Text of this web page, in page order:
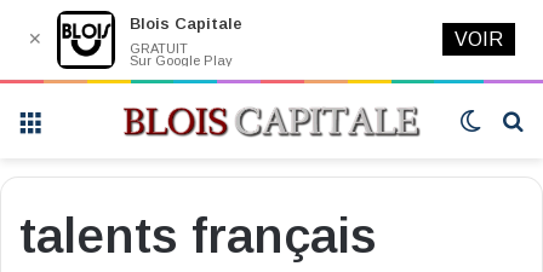
Switch
talents français
✕
Blois Capitale
GRATUIT
Sur Google Play
VOIR